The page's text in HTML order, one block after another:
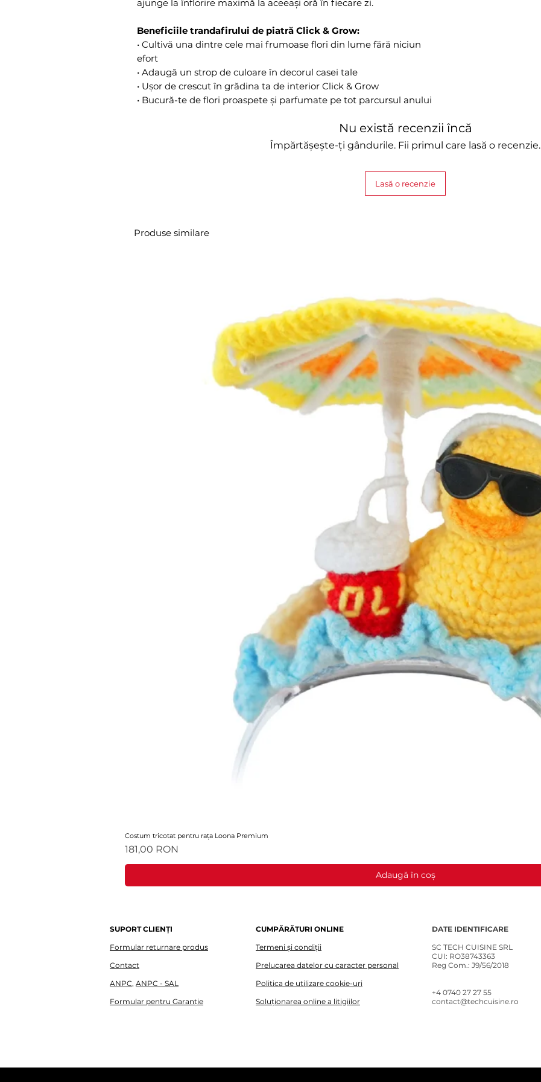
ajunge la înflorire maximă la aceeași oră în fiecare zi.
Beneficiile trandafirului de piatră Click & Grow:
• Cultivă una dintre cele mai frumoase flori din lume fără niciun
efort
• Adaugă un strop de culoare în decorul casei tale
• Ușor de crescut în grădina ta de interior Click & Grow
• Bucură-te de flori proaspete și parfumate pe tot parcursul anului
Nu există recenzii încă
Împărtășește-ți gândurile. Fii primul care lasă o recenzie.
Lasă o recenzie
Produse similare
Costum tricotat pentru rața Loona Premium
Preț
181,00 RON
Adaugă în coș
SUPORT CLIENȚI
Formular returnare produs
Contact
ANPC, ANPC - SAL
Formular pentru Garanție
CUMPĂRĂTURI ONLINE
Termeni și condiții
Prelucarea datelor cu caracter personal
Politica de utilizare cookie-uri
Soluționarea online a litigiilor
DATE IDENTIFICARE
SC TECH CUISINE SRL
CUI: RO38743363
Reg Com.: J9/56/2018
+4 0740 27 27 55​
contact@techcuisine.ro